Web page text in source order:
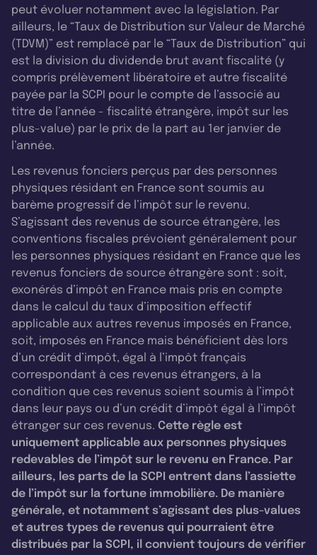
peut évoluer notamment avec la législation. Par
ailleurs, le “Taux de Distribution sur Valeur de Marché
(TDVM)” est remplacé par le “Taux de Distribution” qui
est la division du dividende brut avant fiscalité (y
compris prélèvement libératoire et autre fiscalité
payée par la SCPI pour le compte de l’associé au
titre de l’année - fiscalité étrangère, impôt sur les
plus-value) par le prix de la part au 1er janvier de
l’année.
Les revenus fonciers perçus par des personnes
physiques résidant en France sont soumis au
barème progressif de l’impôt sur le revenu.
S’agissant des revenus de source étrangère, les
conventions fiscales prévoient généralement pour
les personnes physiques résidant en France que les
revenus fonciers de source étrangère sont : soit,
exonérés d’impôt en France mais pris en compte
dans le calcul du taux d’imposition effectif
applicable aux autres revenus imposés en France,
soit, imposés en France mais bénéficient dès lors
d’un crédit d’impôt, égal à l’impôt français
correspondant à ces revenus étrangers, à la
condition que ces revenus soient soumis à l’impôt
dans leur pays ou d’un crédit d’impôt égal à l’impôt
étranger sur ces revenus. Cette règle est
uniquement applicable aux personnes physiques
redevables de l’impôt sur le revenu en France. Par
ailleurs, les parts de la SCPI entrent dans l’assiette
de l’impôt sur la fortune immobilière. De manière
générale, et notamment s’agissant des plus-values
et autres types de revenus qui pourraient être
distribués par la SCPI, il convient toujours de vérifier